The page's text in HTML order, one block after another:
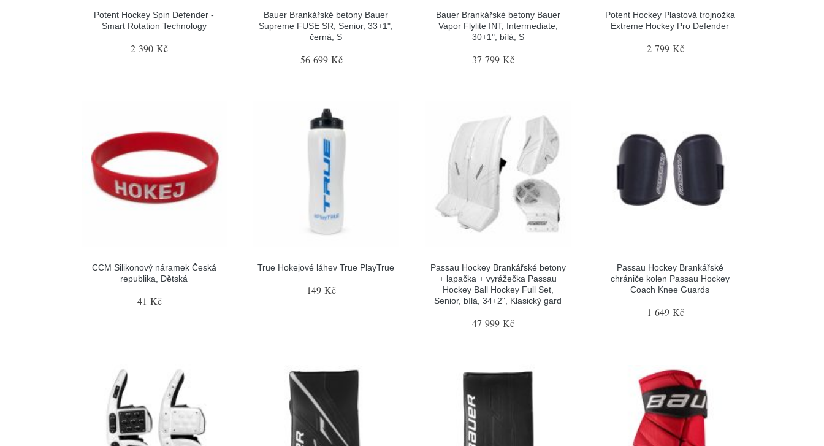
Potent Hockey Spin Defender -
Smart Rotation Technology
2 390 Kč
Bauer Brankářské betony Bauer
Supreme FUSE SR, Senior, 33+1",
černá, S
56 699 Kč
Bauer Brankářské betony Bauer
Vapor Flylite INT, Intermediate,
30+1", bílá, S
37 799 Kč
Potent Hockey Plastová trojnožka
Extreme Hockey Pro Defender
2 799 Kč
CCM Silikonový náramek Česká
republika, Dětská
41 Kč
True Hokejové láhev True PlayTrue
149 Kč
Passau Hockey Brankářské betony
+ lapačka + vyrážečka Passau
Hockey Ball Hockey Full Set,
Senior, bílá, 34+2", Klasický gard
47 999 Kč
Passau Hockey Brankářské
chrániče kolen Passau Hockey
Coach Knee Guards
1 649 Kč